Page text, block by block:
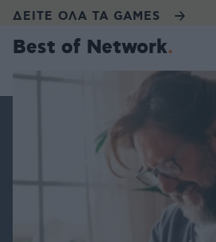
ΔΕΙΤΕ ΟΛΑ ΤΑ GAMES
Best of Network